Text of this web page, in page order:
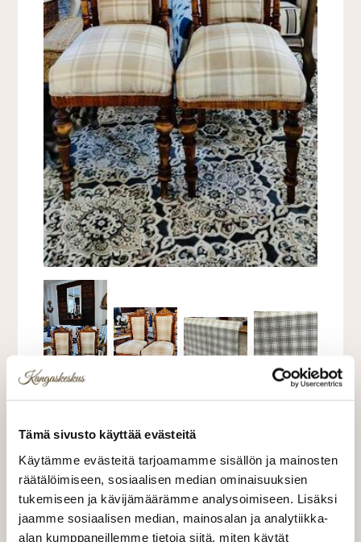
Tämä sivusto käyttää evästeitä
Käytämme evästeitä tarjoamamme sisällön ja mainosten
räätälöimiseen, sosiaalisen median ominaisuuksien
tukemiseen ja kävijämäärämme analysoimiseen. Lisäksi
jaamme sosiaalisen median, mainosalan ja analytiikka-
alan kumppaneillemme tietoja siitä, miten käytät